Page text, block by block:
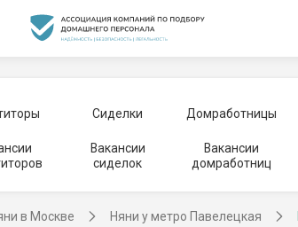
Сиделки Домработницы
Вакансии
сиделок
Вакансии
домработниц
в Москве Няни у метро Павелецкая